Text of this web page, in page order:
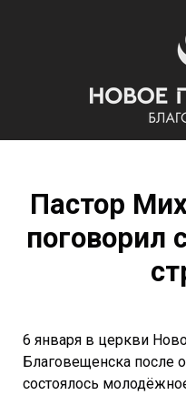
Пастор
поговорил
6 января в церкви
Благовещенска после
состоялось